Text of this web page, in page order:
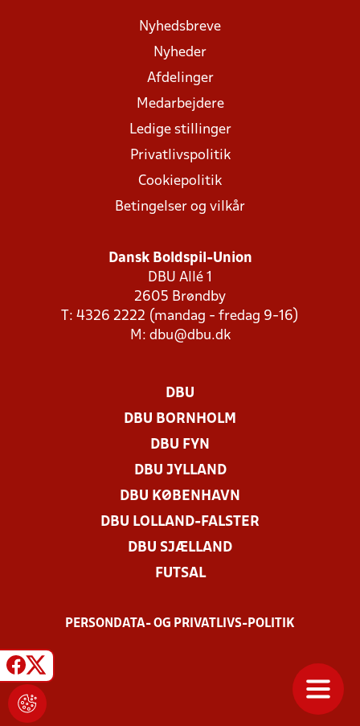
Nyhedsbreve
Nyheder
Afdelinger
Medarbejdere
Ledige stillinger
Privatlivspolitik
Cookiepolitik
Betingelser og vilkår
Dansk Boldspil-Union
DBU Allé 1
2605 Brøndby
T: 4326 2222 (mandag - fredag 9-16)
M: dbu@dbu.dk
DBU
DBU BORNHOLM
DBU FYN
DBU JYLLAND
DBU KØBENHAVN
DBU LOLLAND-FALSTER
DBU SJÆLLAND
FUTSAL
PERSONDATA- OG PRIVATLIVS-POLITIK